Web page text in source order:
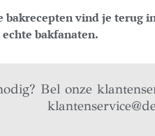
bakrecepten vind je terug
bakfanaten.
Bel onze